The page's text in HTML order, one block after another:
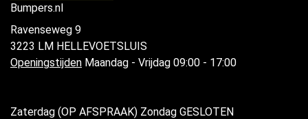
Bumpers.nl
Ravenseweg 9
3223 LM HELLEVOETSLUIS
Openingstijden Maandag - Vrijdag 09:00 - 17:00
Zaterdag (OP AFSPRAAK) Zondag GESLOTEN